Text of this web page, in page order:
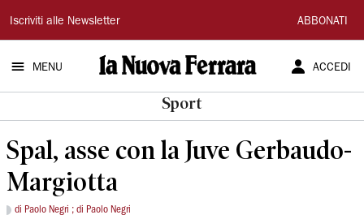
La
Nuova
Ferrara
Iscriviti alle Newsletter ABBONATI
MENU ACCEDI
Sport
Spal, asse con la Juve Gerbaudo-
Margiotta
di Paolo Negri ; di Paolo Negri